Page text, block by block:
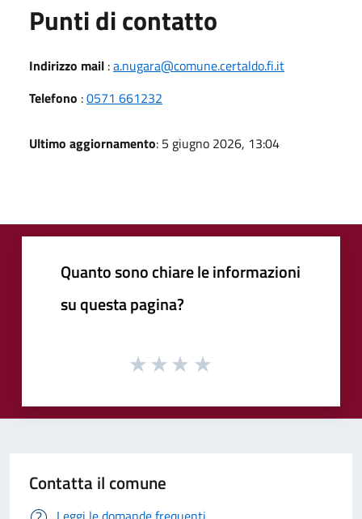
Punti di contatto
Indirizzo mail :a.nugara@comune.certaldo.fi.it
Telefono :0571 661232
Ultimo aggiornamento: 5 giugno 2026, 13:04
Quanto sono chiare le informazioni
su questa pagina?
Contatta il comune